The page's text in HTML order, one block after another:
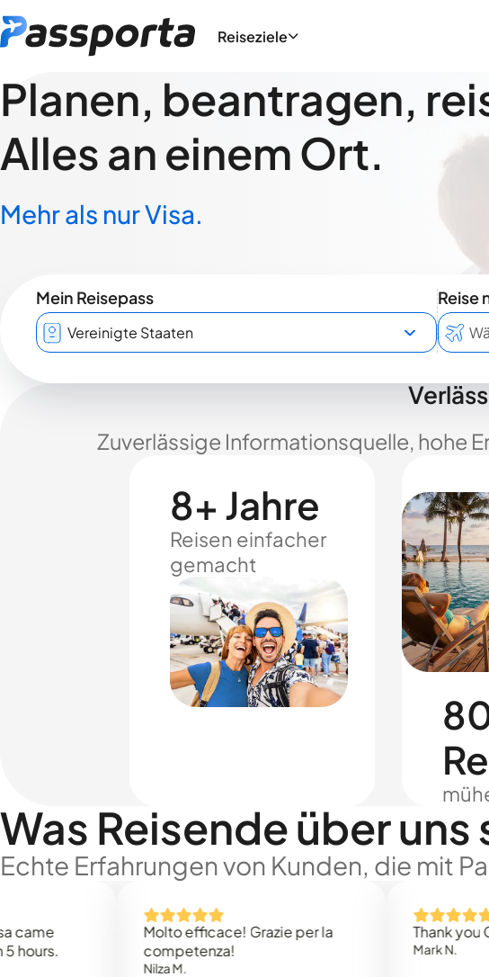
Reiseziele
Planen, beantragen,
Alles an einem Ort.
Mehr als nur Visa.
Mein Reisepass
Reise
Zuverlässige Informationsquelle, hohe
8+ Jahre
Reisen einfacher
gemacht
Was Reisende über uns
Echte Erfahrungen von Kunden, die mit
Molto efficace! Grazie per la
competenza!
Thank you Great